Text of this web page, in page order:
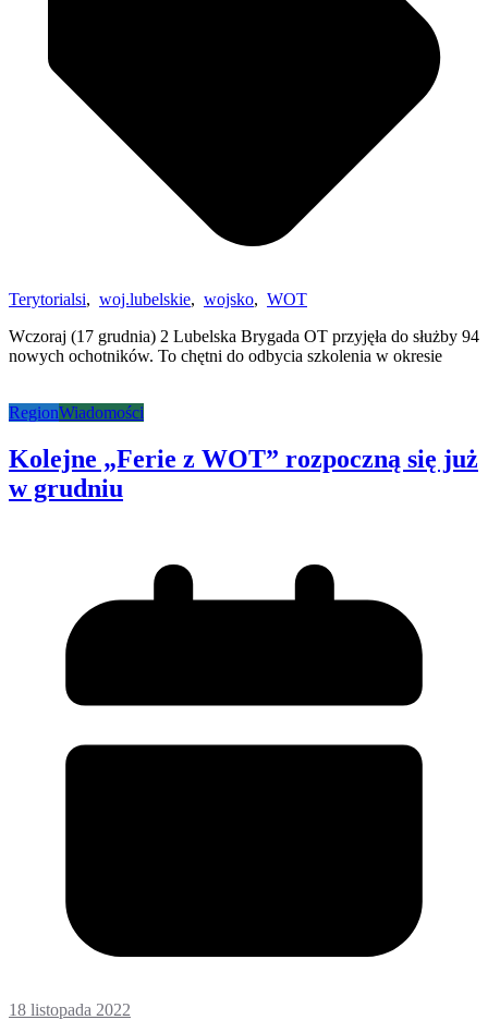
Terytorialsi, woj.lubelskie, wojsko, WOT
Wczoraj (17 grudnia) 2 Lubelska Brygada OT przyjęła do służby 94
nowych ochotników. To chętni do odbycia szkolenia w okresie
RegionWiadomości
Kolejne „Ferie z WOT” rozpoczną się już
w grudniu
18 listopada 2022